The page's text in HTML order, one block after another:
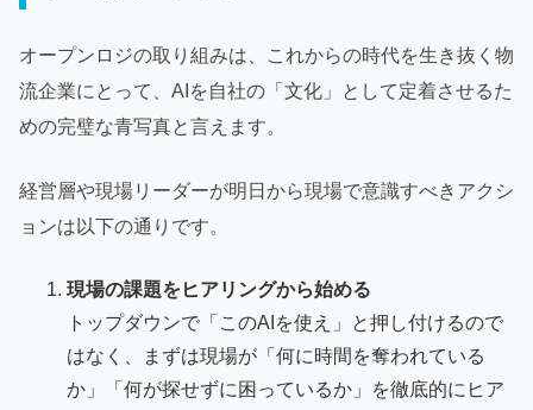
オープンロジの取り組みは、これからの時代を生き抜く物
流企業にとって、AIを自社の「文化」として定着させるた
めの完璧な青写真と言えます。
経営層や現場リーダーが明日から現場で意識すべきアクシ
ョンは以下の通りです。
現場の課題をヒアリングから始める
トップダウンで「このAIを使え」と押し付けるので
はなく、まずは現場が「何に時間を奪われている
か」「何が探せずに困っているか」を徹底的にヒア